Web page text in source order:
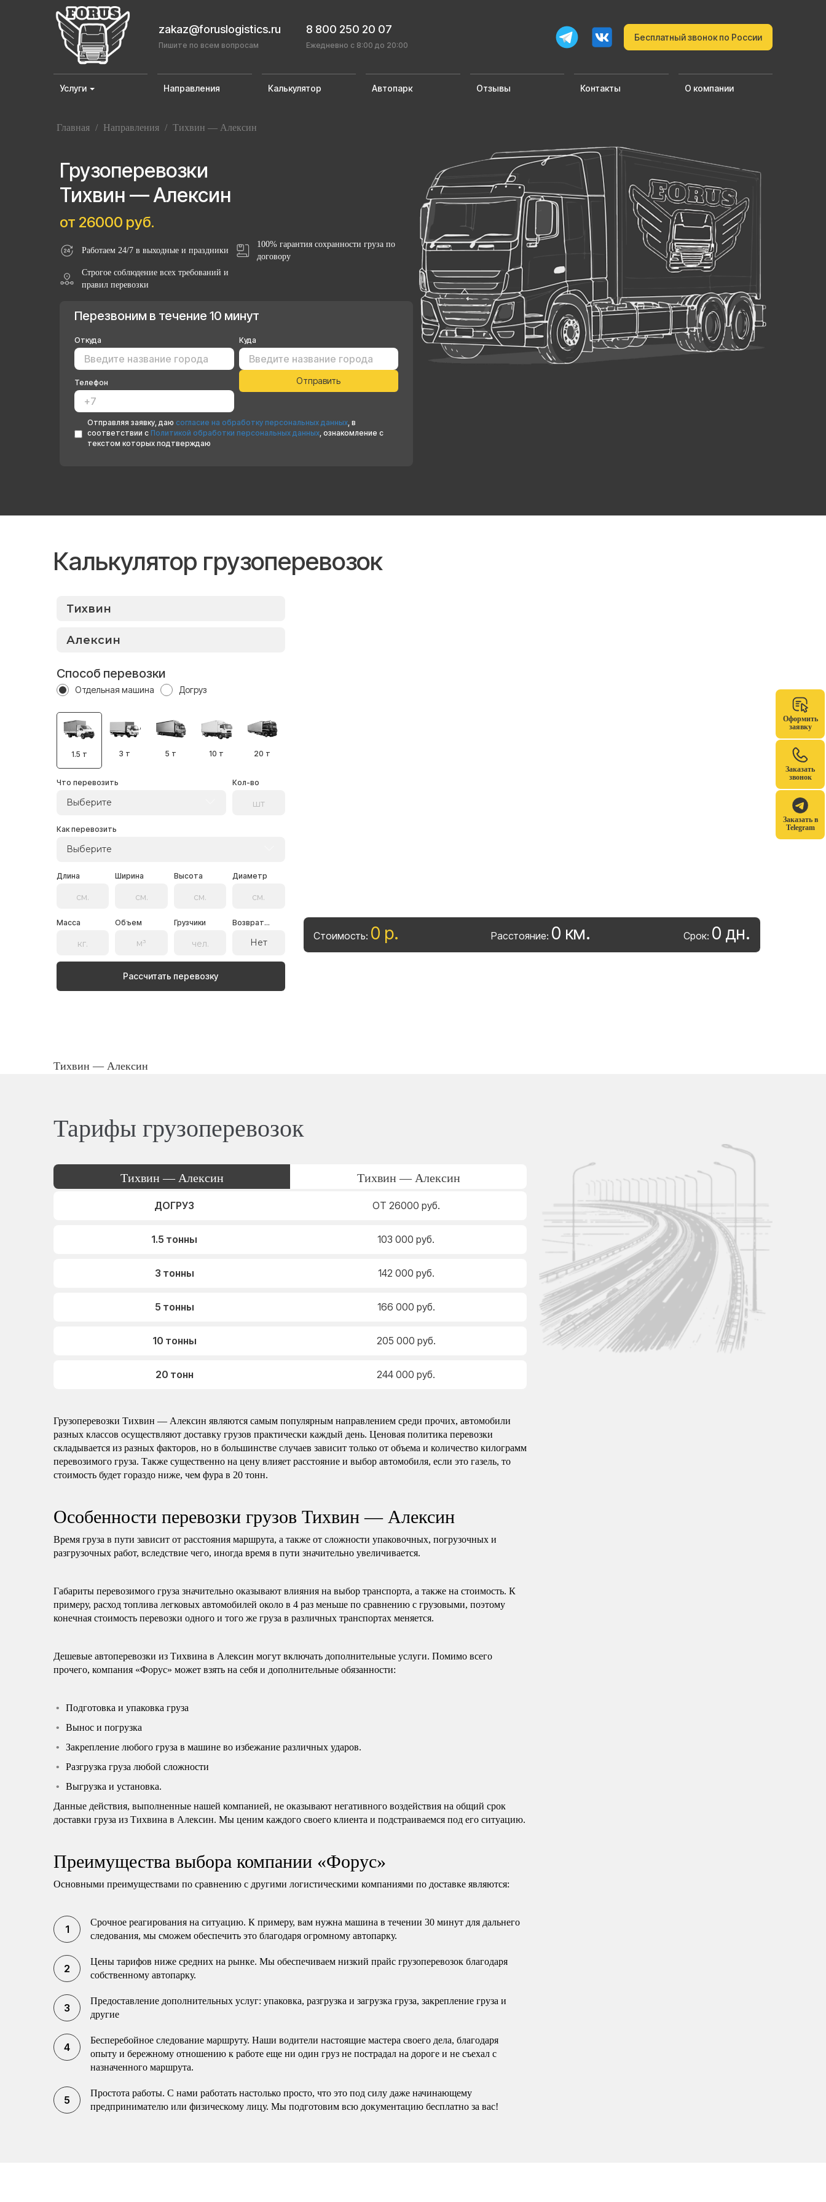
Оформить
заявку
Заказать
звонок
Заказать в
Telegram
zakaz@foruslogistics.ru
Пишите по всем вопросам
8 800 250 20 07
Ежедневно с 8:00 до 20:00
Бесплатный звонок по России
Услуги Направления Калькулятор Автопарк Отзывы Контакты О компании
Главная / Направления / Тихвин — Алексин
Грузоперевозки
Тихвин — Алексин
от 26000 руб.
Работаем 24/7 в выходные и праздники
100% гарантия сохранности груза по
договору
Строгое соблюдение всех требований и
правил перевозки
Перезвоним в течение 10 минут
Откуда Куда
Телефон
Отправляя заявку, даю согласие на обработку персональных данных, в
соответствии с Политикой обработки персональных данных, ознакомление с
текстом которых подтверждаю
Калькулятор грузоперевозок
Способ перевозки
Отдельная машина Догруз
1.5 т 3 т 5 т 10 т 20 т
Что перевозить
Выберите
Кол-во
Как перевозить
Выберите
Длина Ширина Высота Диаметр
Масса Объем Грузчики Возврат...
Нет
Рассчитать перевозку
Стоимость: 0 р. Расстояние: 0 км. Срок: 0 дн.
Тихвин — Алексин
Тарифы грузоперевозок
Тихвин — Алексин Тихвин — Алексин
ДОГРУЗ ОТ 26000 руб.
1.5 тонны 103 000 руб.
3 тонны 142 000 руб.
5 тонны 166 000 руб.
10 тонны 205 000 руб.
20 тонн 244 000 руб.
Грузоперевозки Тихвин — Алексин являются самым популярным направлением среди прочих, автомобили
разных классов осуществляют доставку грузов практически каждый день. Ценовая политика перевозки
складывается из разных факторов, но в большинстве случаев зависит только от объема и количество килограмм
перевозимого груза. Также существенно на цену влияет расстояние и выбор автомобиля, если это газель, то
стоимость будет гораздо ниже, чем фура в 20 тонн.
Особенности перевозки грузов Тихвин — Алексин
Время груза в пути зависит от расстояния маршрута, а также от сложности упаковочных, погрузочных и
разгрузочных работ, вследствие чего, иногда время в пути значительно увеличивается.
Габариты перевозимого груза значительно оказывают влияния на выбор транспорта, а также на стоимость. К
примеру, расход топлива легковых автомобилей около в 4 раз меньше по сравнению с грузовыми, поэтому
конечная стоимость перевозки одного и того же груза в различных транспортах меняется.
Дешевые автоперевозки из Тихвина в Алексин могут включать дополнительные услуги. Помимо всего
прочего, компания «Форус» может взять на себя и дополнительные обязанности:
Подготовка и упаковка груза
Вынос и погрузка
Закрепление любого груза в машине во избежание различных ударов.
Разгрузка груза любой сложности
Выгрузка и установка.
Данные действия, выполненные нашей компанией, не оказывают негативного воздействия на общий срок
доставки груза из Тихвина в Алексин. Мы ценим каждого своего клиента и подстраиваемся под его ситуацию.
Преимущества выбора компании «Форус»
Основными преимуществами по сравнению с другими логистическими компаниями по доставке являются:
Срочное реагирования на ситуацию. К примеру, вам нужна машина в течении 30 минут для дальнего
следования, мы сможем обеспечить это благодаря огромному автопарку.
Цены тарифов ниже средних на рынке. Мы обеспечиваем низкий прайс грузоперевозок благодаря
собственному автопарку.
Предоставление дополнительных услуг: упаковка, разгрузка и загрузка груза, закрепление груза и
другие
Бесперебойное следование маршруту. Наши водители настоящие мастера своего дела, благодаря
опыту и бережному отношению к работе еще ни один груз не пострадал на дороге и не съехал с
назначенного маршрута.
Простота работы. С нами работать настолько просто, что это под силу даже начинающему
предпринимателю или физическому лицу. Мы подготовим всю документацию бесплатно за вас!